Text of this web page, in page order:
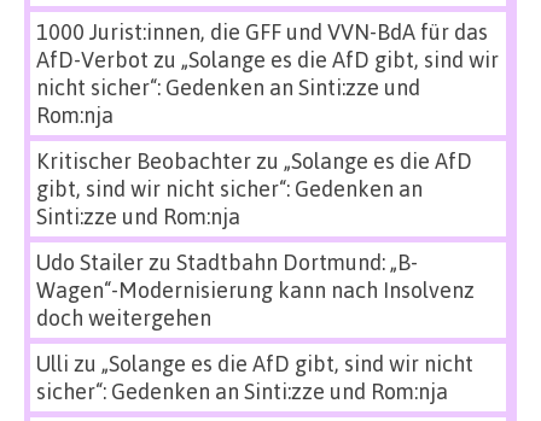
1000 Jurist:innen, die GFF und VVN-BdA für das
AfD-Verbot zu „Solange es die AfD gibt, sind wir
nicht sicher“: Gedenken an Sinti:zze und
Rom:nja
Kritischer Beobachterzu „Solange es die AfD
gibt, sind wir nicht sicher“: Gedenken an
Sinti:zze und Rom:nja
Udo Stailerzu Stadtbahn Dortmund: „B-
Wagen“-Modernisierung kann nach Insolvenz
doch weitergehen
Ulli zu „Solange es die AfD gibt, sind wir nicht
sicher“: Gedenken an Sinti:zze und Rom:nja